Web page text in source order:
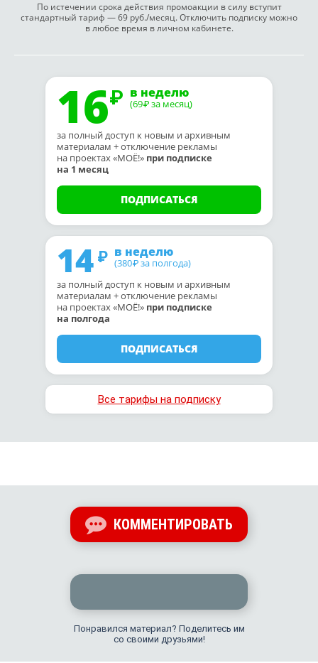
По истечении срока действия промоакции в силу вступит
стандартный тариф — 69 руб./месяц. Отключить подписку можно
в любое время в личном кабинете.
16 в неделю
(69₽ за месяц)
за полный доступ к новым и архивным
материалам + отключение рекламы
на проектах «МОЁ!» при подписке
на 1 месяц
ПОДПИСАТЬСЯ
14 в неделю
(380₽ за полгода)
за полный доступ к новым и архивным
материалам + отключение рекламы
на проектах «МОЁ!» при подписке
на полгода
ПОДПИСАТЬСЯ
Все тарифы на подписку
КОММЕНТИРОВАТЬ
Понравился материал? Поделитесь им
со своими друзьями!